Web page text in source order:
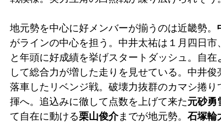
地元勢を中心に好メンバーが揃うのは近畿勢。
がラインの中心を担う。中井太祐は１月四日
と年頭に好成績を挙げスタートダッシュ。自
して総合力が増した走りを見せている。中井
落車したリベンジ戦。破壊力抜群のカマシ捲り
揮へ。追込みに徹して点数を上げて来た元砂勇
て自在に動ける栗山俊介までが地元勢。 石塚輪